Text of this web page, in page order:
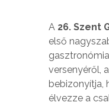
A 26. Szent
első
versenyéről,
bebizonyítja,
élvezze a